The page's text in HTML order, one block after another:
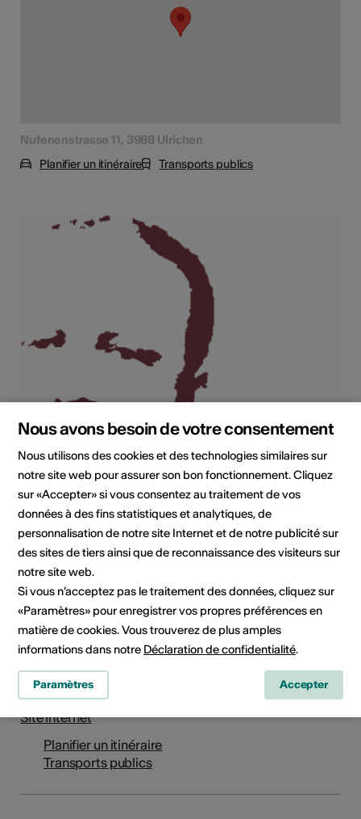
Nufenenstrasse 11, 3988 Ulrichen
Planifier un itinéraire
Transports publics
Institution / organisation
Verein Besucherzentrum Niederwald
c/o Obergoms Tourismus AG
Nufenenstrasse 11
3988 Ulrichen
Réservations +41 27 974 68 68
E-Mail
Site Internet
Planifier un itinéraire
Transports publics
Nous avons besoin de votre consentement
Nous utilisons des cookies et des technologies similaires sur
notre site web pour assurer son bon fonctionnement. Cliquez
sur «Accepter» si vous consentez au traitement de vos
données à des fins statistiques et analytiques, de
personnalisation de notre site Internet et de notre publicité sur
des sites de tiers ainsi que de reconnaissance des visiteurs sur
notre site web.
Si vous n’acceptez pas le traitement des données, cliquez sur
«Paramètres» pour enregistrer vos propres préférences en
matière de cookies. Vous trouverez de plus amples
informations dans notre Déclaration de confidentialité.
Paramètres Accepter